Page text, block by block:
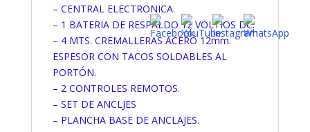
– CENTRAL ELECTRONICA.
– 1 BATERIA DE RESPALDO 12 VOLTIOS DC.
– 4 MTS. CREMALLERAS ACERO 12mm.
ESPESOR CON TACOS SOLDABLES AL
PORTÓN.
– 2 CONTROLES REMOTOS.
– SET DE ANCLJES
– PLANCHA BASE DE ANCLAJES.